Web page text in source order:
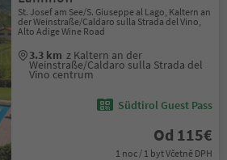
St. Josef am See/S. Giuseppe al Lago, Kaltern an
der Weinstraße/Caldaro sulla Strada del Vino,
Alto Adige Wine Road
3.3 km z Kaltern an der
Weinstraße/Caldaro sulla Strada del
Vino centrum
Südtirol Guest Pass
Od 115€
1 noc / 1 byt Včetně DPH